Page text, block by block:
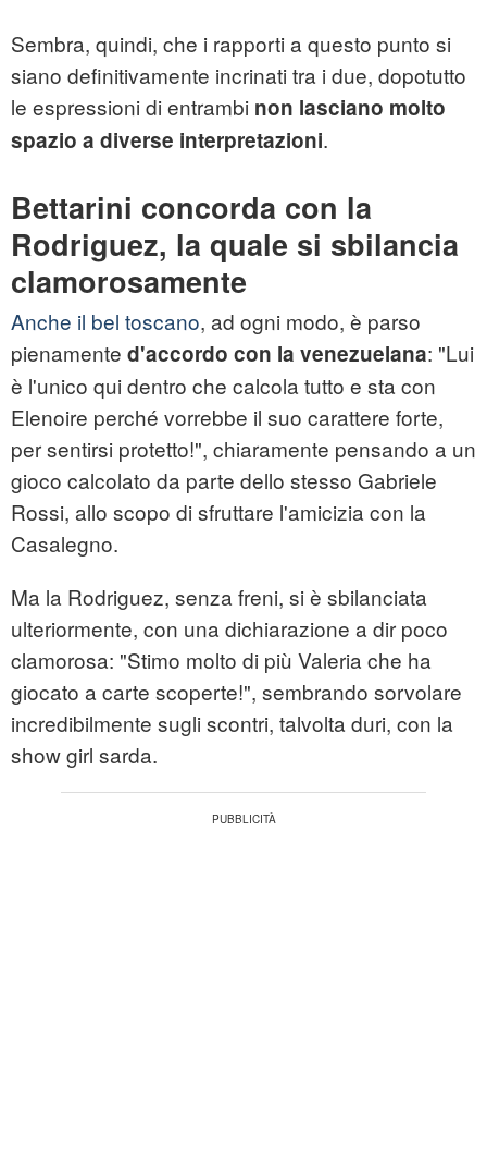
Sembra, quindi, che i rapporti a questo punto si
siano definitivamente incrinati tra i due, dopotutto
le espressioni di entrambi non lasciano molto
spazio a diverse interpretazioni.
Bettarini concorda con la
Rodriguez, la quale si sbilancia
clamorosamente
Anche il bel toscano, ad ogni modo, è parso
pienamente d'accordo con la venezuelana: "Lui
è l'unico qui dentro che calcola tutto e sta con
Elenoire perché vorrebbe il suo carattere forte,
per sentirsi protetto!", chiaramente pensando a un
gioco calcolato da parte dello stesso Gabriele
Rossi, allo scopo di sfruttare l'amicizia con la
Casalegno.
Ma la Rodriguez, senza freni, si è sbilanciata
ulteriormente, con una dichiarazione a dir poco
clamorosa: "Stimo molto di più Valeria che ha
giocato a carte scoperte!", sembrando sorvolare
incredibilmente sugli scontri, talvolta duri, con la
show girl sarda.